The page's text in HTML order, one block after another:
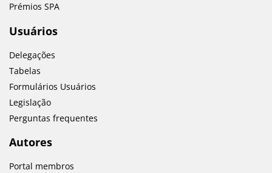
Prémios SPA
Usuários
Delegações
Tabelas
Formulários Usuários
Legislação
Perguntas frequentes
Autores
Portal membros